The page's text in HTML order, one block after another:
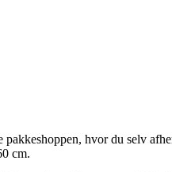
hvor du selv
cm.